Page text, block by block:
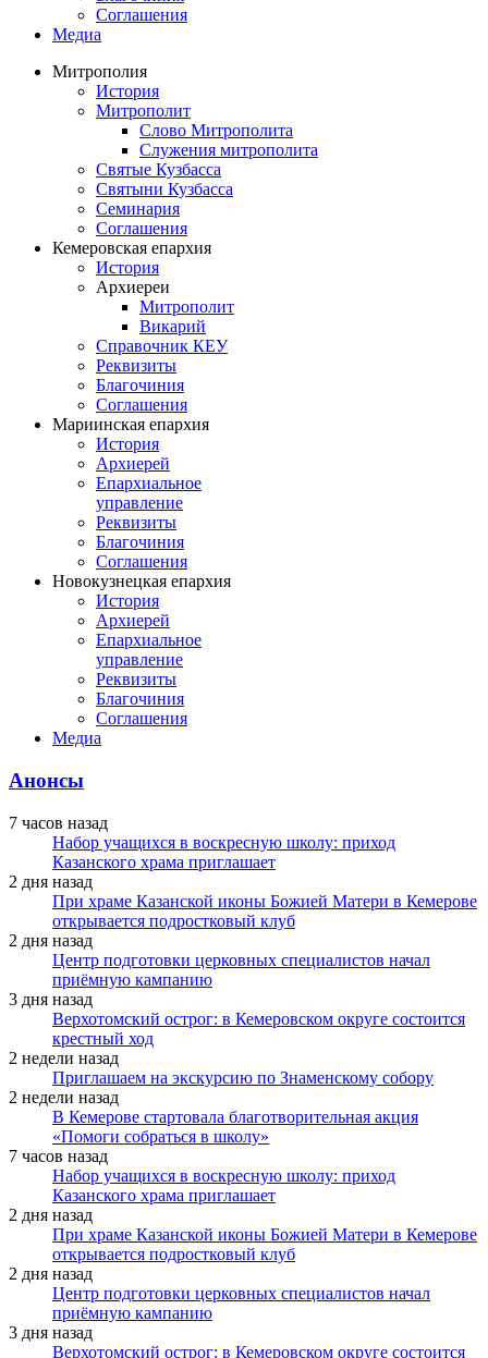
Соглашения
Медиа
Митрополия
История
Митрополит
Слово Митрополита
Служения митрополита
Святые Кузбасса
Святыни Кузбасса
Семинария
Соглашения
Кемеровская епархия
История
Архиереи
Митрополит
Викарий
Справочник КЕУ
Реквизиты
Благочиния
Соглашения
Мариинская епархия
История
Архиерей
Епархиальное
управление
Реквизиты
Благочиния
Соглашения
Новокузнецкая епархия
История
Архиерей
Епархиальное
управление
Реквизиты
Благочиния
Соглашения
Медиа
Анонсы
7 часов назад
Набор учащихся в воскресную школу: приход
Казанского храма приглашает
2 дня назад
При храме Казанской иконы Божией Матери в Кемерове
открывается подростковый клуб
2 дня назад
Центр подготовки церковных специалистов начал
приёмную кампанию
3 дня назад
Верхотомский острог: в Кемеровском округе состоится
крестный ход
2 недели назад
Приглашаем на экскурсию по Знаменскому собору
2 недели назад
В Кемерове стартовала благотворительная акция
«Помоги собраться в школу»
7 часов назад
Набор учащихся в воскресную школу: приход
Казанского храма приглашает
2 дня назад
При храме Казанской иконы Божией Матери в Кемерове
открывается подростковый клуб
2 дня назад
Центр подготовки церковных специалистов начал
приёмную кампанию
3 дня назад
Верхотомский острог: в Кемеровском округе состоится